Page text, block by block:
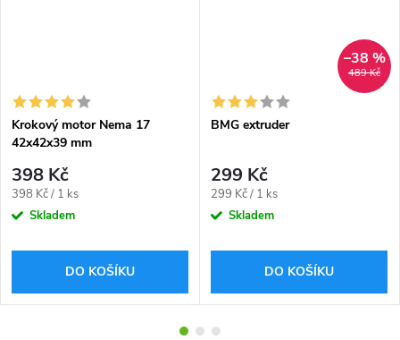
Krokový motor Nema 17
42x42x39 mm
398 Kč
Měrná
cena:
398 Kč / 1 ks
Skladem
DO KOŠÍKU
489 Kč
–38 %
BMG extruder
299 Kč
Měrná
cena:
299 Kč / 1 ks
Skladem
DO KOŠÍKU